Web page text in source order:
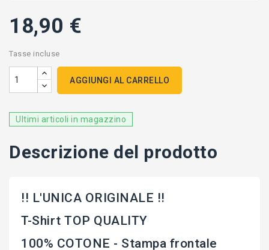
18,90 €
Tasse incluse
AGGIUNGI AL CARRELLO
Ultimi articoli in magazzino
Descrizione del prodotto
!! L'UNICA ORIGINALE !!
T-Shirt TOP QUALITY
100% COTONE - Stampa frontale